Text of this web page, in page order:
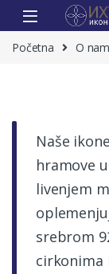
Početna O
Naše
hramove
livenjem
srebrom
cirkonima